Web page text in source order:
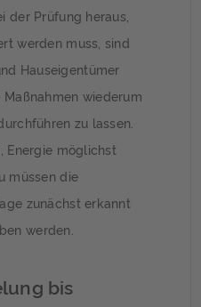
der Prüfung heraus,
werden muss, sind
Hauseigentümer
wiederum
zu lassen.
Energie möglichst
müssen die
zunächst erkannt
werden.
bis